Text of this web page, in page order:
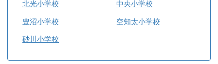
北光小学校 中央小学校
豊沼小学校 空知太小学校
砂川小学校